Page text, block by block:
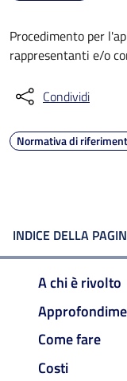
Procedimento per
rappresentanti e/o
Condividi
Normativa di
INDICE DELLA
A chi è rivolto
Come fare
Costi